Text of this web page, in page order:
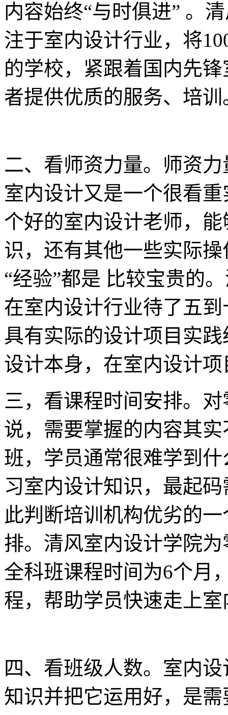
内容始终“与时俱进” 。
注于室内设计行业，将
的学校，紧跟着国内先
者提供优质的服务、培训
二、看师资力量。师资
室内设计又是一个很看
个好的室内设计老师，
识，还有其他一些实际
“经验”都是 比较宝贵的
在室内设计行业待了五
具有实际的设计项目实
设计本身，在室内设计
三，看课程时间安排。
说，需要掌握的内容其
班，学员通常很难学到
习室内设计知识，最起
此判断培训机构优劣的
排。清风室内设计学院
全科班课程时间为6个月
程，帮助学员快速走上
四、看班级人数。室内
知识并把它运用好，是